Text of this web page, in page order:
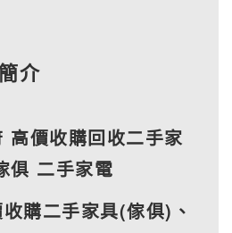
介
高價收購回收二手家
俱 二手家電
購二手家具(傢俱)、